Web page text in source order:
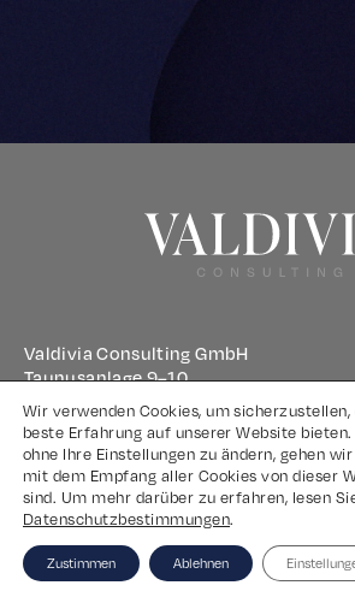
Valdivia Consulting GmbH
Taunusanlage 9–10
60329 Frankfurt am Main
Impressum
Datenschutz
Wir verwenden Cookies, um sicherzustellen,
beste Erfahrung auf unserer Website
ohne Ihre Einstellungen zu ändern, gehen
mit dem Empfang aller Cookies von dieser
sind. Um mehr darüber zu erfahren, lesen
Datenschutzbestimmungen.
Zustimmen Ablehnen